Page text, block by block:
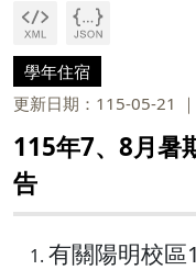
學年住宿
更新日期：115-05-21
115年7、8月暑
告
有關陽明校區